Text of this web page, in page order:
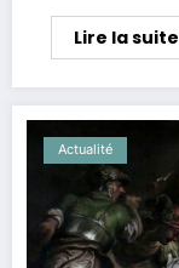
Lire la suite
Actualité